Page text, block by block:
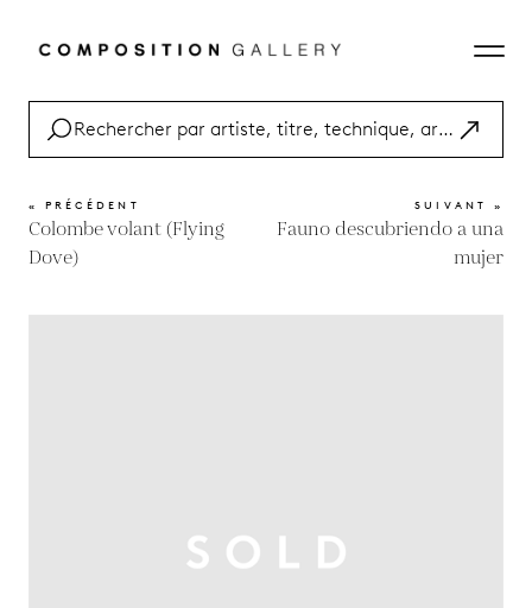
« PRÉCÉDENT
Colombe volant (Flying
Dove)
SUIVANT »
Fauno descubriendo a una
mujer